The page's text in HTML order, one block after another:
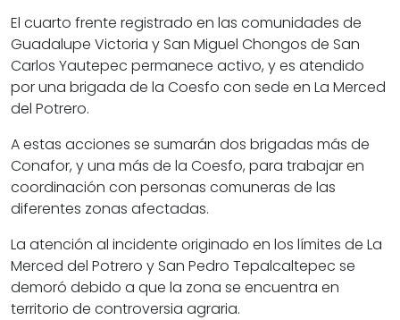
El cuarto frente registrado en las comunidades de
Guadalupe Victoria y San Miguel Chongos de San
Carlos Yautepec permanece activo, y es atendido
por una brigada de la Coesfo con sede en La Merced
del Potrero.
A estas acciones se sumarán dos brigadas más de
Conafor, y una más de la Coesfo, para trabajar en
coordinación con personas comuneras de las
diferentes zonas afectadas.
La atención al incidente originado en los límites de La
Merced del Potrero y San Pedro Tepalcaltepec se
demoró debido a que la zona se encuentra en
territorio de controversia agraria.